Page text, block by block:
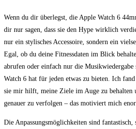
Wenn du dir ‌überlegst, die Apple Watch 6
dir nur sagen, ⁢dass sie den Hype wirklich
⁣nur ein stylisches Accessoire, sondern ein
Egal, ‍ob du deine Fitnessdaten im ⁢Blick
abrufen oder ‍einfach nur die Musikwiedergabe
Watch 6 hat für jeden etwas zu bieten. Ich fand
‍sie mir hilft, meine⁣ Ziele im⁢ Auge zu⁢ behalten
genauer zu verfolgen – das ⁣motiviert mich
Die Anpassungsmöglichkeiten ‌sind fantastisch,​